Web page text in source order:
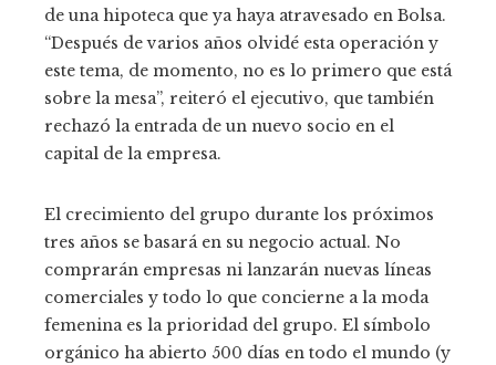
de una hipoteca que ya haya atravesado en Bolsa.
“Después de varios años olvidé esta operación y
este tema, de momento, no es lo primero que está
sobre la mesa”, reiteró el ejecutivo, que también
rechazó la entrada de un nuevo socio en el
capital de la empresa.
El crecimiento del grupo durante los próximos
tres años se basará en su negocio actual. No
comprarán empresas ni lanzarán nuevas líneas
comerciales y todo lo que concierne a la moda
femenina es la prioridad del grupo. El símbolo
orgánico ha abierto 500 días en todo el mundo (y